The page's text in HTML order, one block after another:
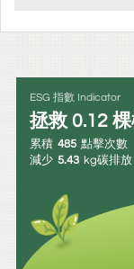
ESG 指數 Indicator
拯救 0.12
累積 485 點擊次數
減少 5.43 kg碳排放